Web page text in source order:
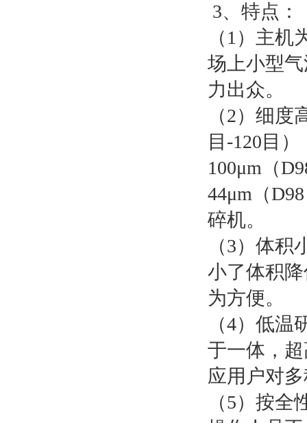
3、特点：
（1）主
场上小型
力出众。
（2）细
目-120目
100μm（
44μm（
碎机。
（3）体
小了体积
为方便。
（4）低
于一体，
应用户对
（5）按